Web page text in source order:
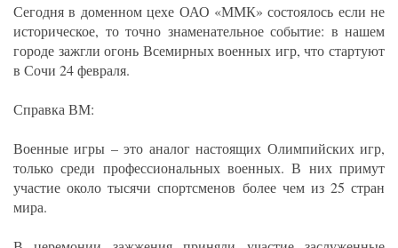
Сегодня в доменном цехе ОАО «ММК» состоялось если не
историческое, то точно знаменательное событие: в нашем
городе зажгли огонь Всемирных военных игр, что стартуют
в Сочи 24 февраля.
Справка ВМ:
Военные игры – это аналог настоящих Олимпийских игр,
только среди профессиональных военных. В них примут
участие около тысячи спортсменов более чем из 25 стран
мира.